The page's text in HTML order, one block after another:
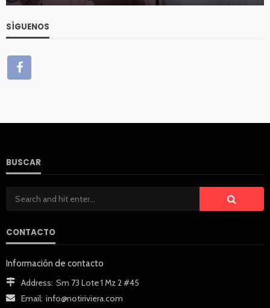
SÍGUENOS
BUSCAR
CONTACTO
Información de contacto
Address: Sm 73 Lote 1 Mz 2 #45
Email: info@notiriviera.com